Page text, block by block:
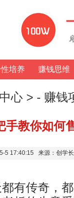
培养 赚钱思维
心 > - 赚钱
手教你如何
5 17:40:15 来源：创学
有传奇，